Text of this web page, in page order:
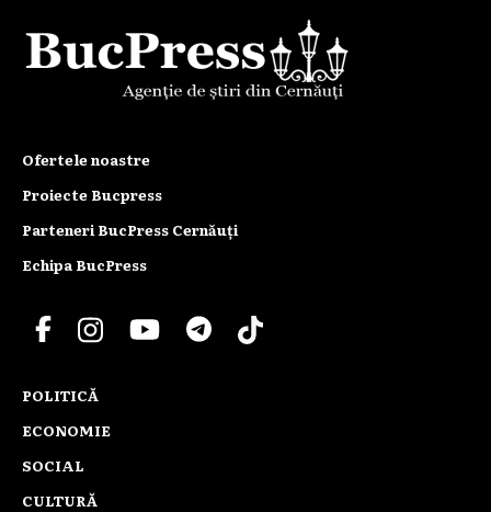
Ofertele noastre
Proiecte Bucpress
Parteneri BucPress Cernăuți
Echipa BucPress
POLITICĂ
ECONOMIE
SOCIAL
CULTURĂ